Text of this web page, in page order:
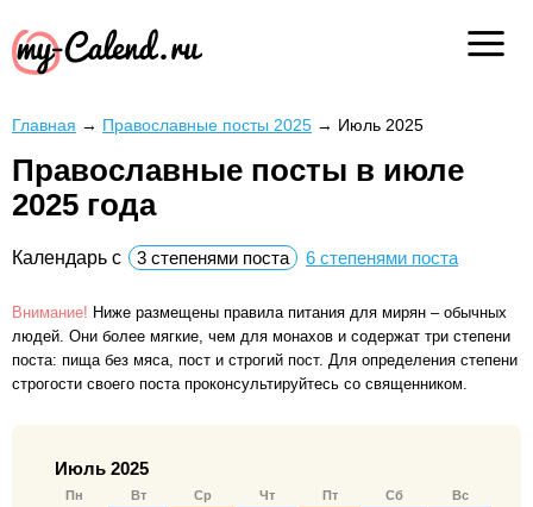
Главная → Православные посты 2025 → Июль 2025
Православные посты в июле
2025 года
Календарь с 3 степенями поста 6 степенями поста
Внимание! Ниже размещены правила питания для мирян – обычных
людей. Они более мягкие, чем для монахов и содержат три степени
поста: пища без мяса, пост и строгий пост. Для определения степени
строгости своего поста проконсультируйтесь со священником.
Июль 2025
Пн Вт Ср Чт Пт Сб Вс